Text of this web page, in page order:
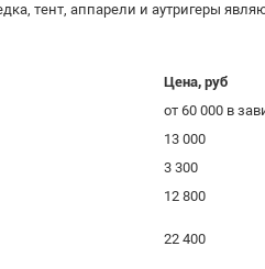
тент, аппарели и аутригеры
Цена, руб
от 60 000 в
13 000
3 300
12 800
22 400